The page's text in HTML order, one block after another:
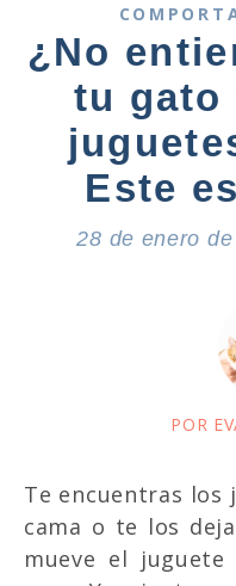
¿No
tu gato
Este
28 de enero de
POR
Te encuentras los juguetes de tu gato en la
cama o te los
mueve el